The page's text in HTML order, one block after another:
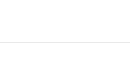
ターとして活動。 以前
を開催。近年では、らら